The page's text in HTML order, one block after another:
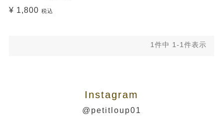
¥ 1,800 税込
1件中 1-1件表示
Instagram
@petitloup01